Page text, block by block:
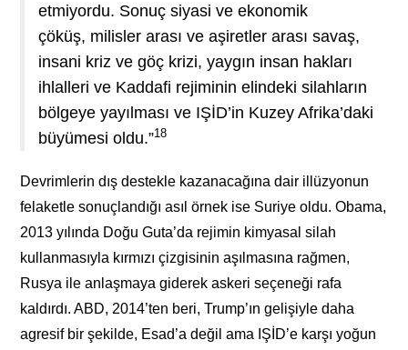
etmiyordu. Sonuç siyasi ve ekonomik
çöküş, milisler arası ve aşiretler arası savaş,
insani kriz ve göç krizi, yaygın insan hakları
ihlalleri ve Kaddafi rejiminin elindeki silahların
bölgeye yayılması ve IŞİD’in Kuzey Afrika’daki
büyümesi oldu.”18
Devrimlerin dış destekle kazanacağına dair illüzyonun
felaketle sonuçlandığı asıl örnek ise Suriye oldu. Obama,
2013 yılında Doğu Guta’da rejimin kimyasal silah
kullanmasıyla kırmızı çizgisinin aşılmasına rağmen,
Rusya ile anlaşmaya giderek askeri seçeneği rafa
kaldırdı. ABD, 2014’ten beri, Trump’ın gelişiyle daha
agresif bir şekilde, Esad’a değil ama IŞİD’e karşı yoğun